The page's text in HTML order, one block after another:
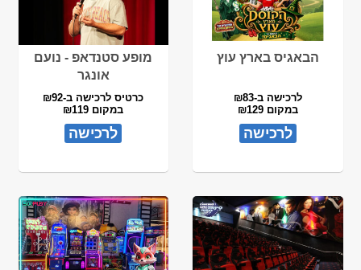
הבאגיס בארץ עוץ
לרכישה ב-₪83
במקום ₪129
לרכישה
מופע סטנדאפ - נועם
אונגר
כרטיס לרכישה ב-₪92
במקום ₪119
לרכישה